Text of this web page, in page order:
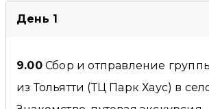
День 1
9.00Сбор и отправление
из Тольятти (ТЦ Парк Хаус) в